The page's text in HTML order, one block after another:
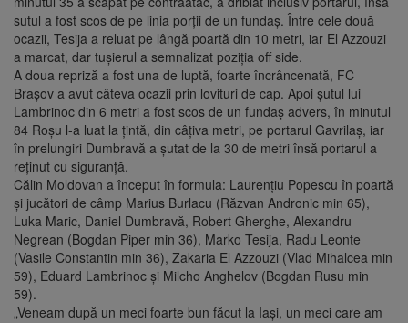
sutul a fost scos de pe linia porţii de un fundaş. Între cele două
ocazii, Tesija a reluat pe lângă poartă din 10 metri, iar El Azzouzi
a marcat, dar tuşierul a semnalizat poziţia off side.
A doua repriză a fost una de luptă, foarte încrâncenată, FC
Braşov a avut câteva ocazii prin lovituri de cap. Apoi şutul lui
Lambrinoc din 6 metri a fost scos de un fundaş advers, în minutul
84 Roşu l-a luat la țintă, din câțiva metri, pe portarul Gavrilaş, iar
în prelungiri Dumbravă a şutat de la 30 de metri însă portarul a
reţinut cu siguranţă.
Călin Moldovan a început în formula: Laurenţiu Popescu în poartă
şi jucători de câmp Marius Burlacu (Răzvan Andronic min 65),
Luka Maric, Daniel Dumbravă, Robert Gherghe, Alexandru
Negrean (Bogdan Piper min 36), Marko Tesija, Radu Leonte
(Vasile Constantin min 36), Zakaria El Azzouzi (Vlad Mihalcea min
59), Eduard Lambrinoc şi Milcho Anghelov (Bogdan Rusu min
59).
„Veneam după un meci foarte bun făcut la Iaşi, un meci care am